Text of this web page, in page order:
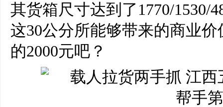
其货箱尺寸达到了1770/1530/
这30公分所能够带来的商业
的2000元吧？